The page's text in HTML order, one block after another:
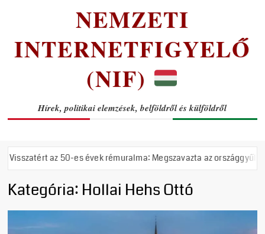
NEMZETI
INTERNETFIGYELŐ
(NIF)
Hírek, politikai elemzések, belföldről és külföldről
az 50-es évek rémuralma: Megszavazta az országgyűlés a tiszás
Kategória: Hollai Hehs Ottó